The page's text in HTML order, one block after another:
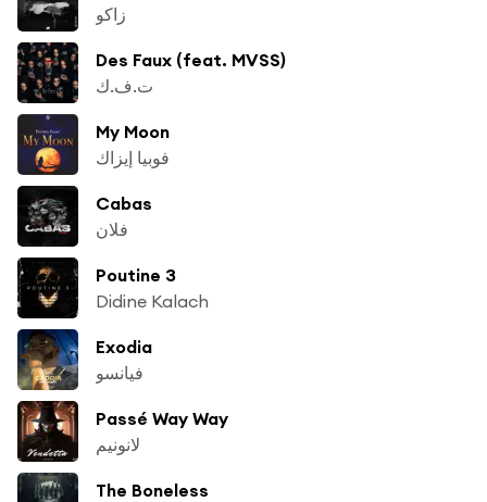
زاكو
Des Faux (feat. MVSS)
ت.ف.ك
My Moon
فوبيا إيزاك
Cabas
فلان
Poutine 3
Didine Kalach
Exodia
فيانسو
Passé Way Way
لانونيم
The Boneless